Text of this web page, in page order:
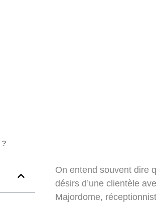
?
On entend souvent dire
désirs d’une clientèle
Majordome,